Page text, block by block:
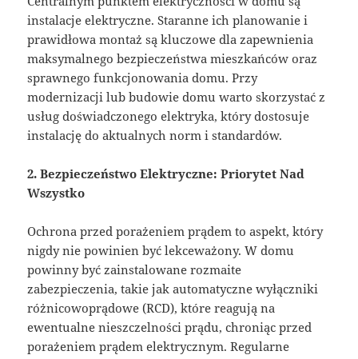
instalacje elektryczne. Staranne ich planowanie i
prawidłowa montaż są kluczowe dla zapewnienia
maksymalnego bezpieczeństwa mieszkańców oraz
sprawnego funkcjonowania domu. Przy
modernizacji lub budowie domu warto skorzystać z
usług doświadczonego elektryka, który dostosuje
instalację do aktualnych norm i standardów.
2. Bezpieczeństwo Elektryczne: Priorytet Nad
Wszystko
Ochrona przed porażeniem prądem to aspekt, który
nigdy nie powinien być lekceważony. W domu
powinny być zainstalowane rozmaite
zabezpieczenia, takie jak automatyczne wyłączniki
różnicowoprądowe (RCD), które reagują na
ewentualne nieszczelności prądu, chroniąc przed
porażeniem prądem elektrycznym. Regularne